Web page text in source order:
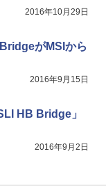
2016年10月29日
がMSIから
2016年9月15日
HB Bridge」
2016年9月2日